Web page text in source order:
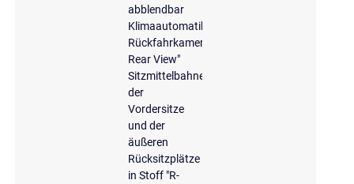
abblendbar
Klimaautomatik
Rückfahrkamera
Rear View"
Sitzmittelbahnen
der
Vordersitze
und der
äußeren
Rücksitzplätze
in Stoff "R-